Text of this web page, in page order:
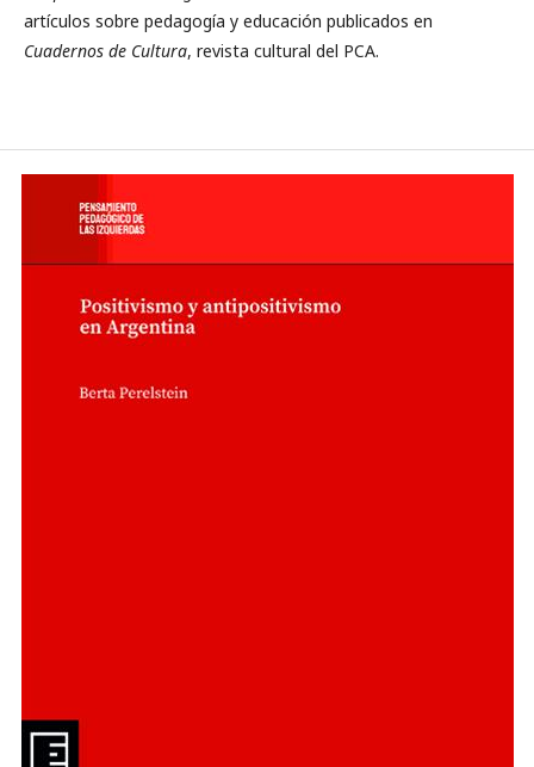
artículos sobre pedagogía y educación publicados en
Cuadernos de Cultura, revista cultural del PCA.